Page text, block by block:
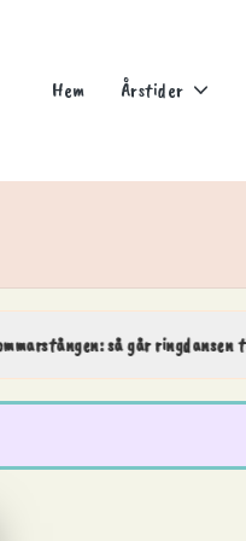
Hem Årstider
så går ringdansen till